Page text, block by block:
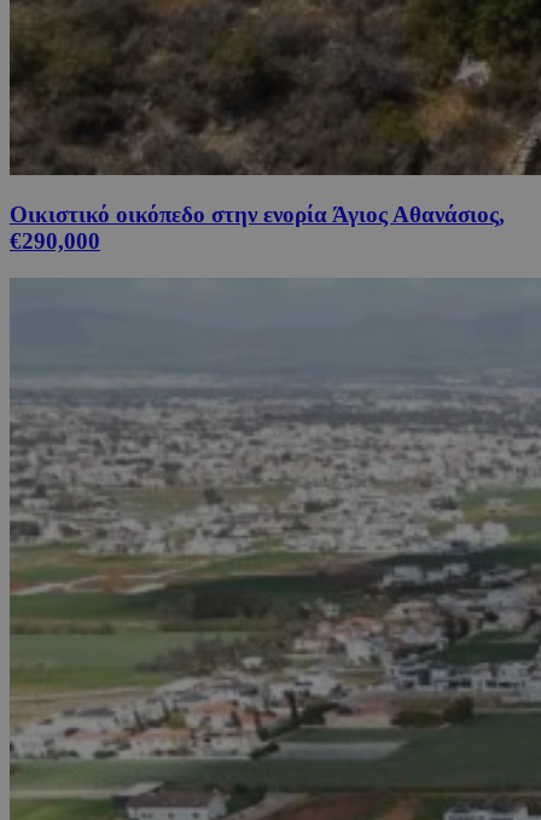
Οικιστικό οικόπεδο στην ενορία Άγιος Αθανάσιος,
€290,000